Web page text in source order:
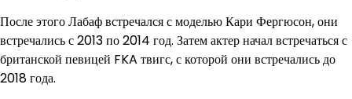
После этого Лабаф встречался с моделью Кари Фергюсон, они
встречались с 2013 по 2014 год. Затем актер начал встречаться с
британской певицей FKA твигс, с которой они встречались до
2018 года.